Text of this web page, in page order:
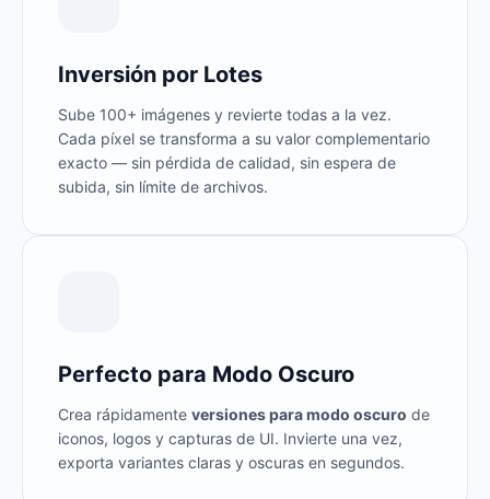
Inversión por Lotes
Sube 100+ imágenes y revierte todas a la vez.
Cada píxel se transforma a su valor complementario
exacto — sin pérdida de calidad, sin espera de
subida, sin límite de archivos.
Perfecto para Modo Oscuro
Crea rápidamente versiones para modo oscuro de
iconos, logos y capturas de UI. Invierte una vez,
exporta variantes claras y oscuras en segundos.